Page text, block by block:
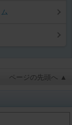
ページの先頭へ ▲